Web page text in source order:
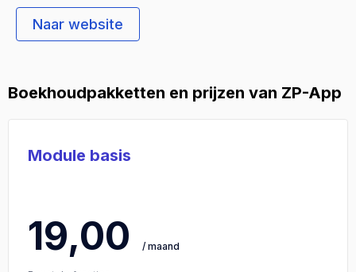
Naar website
Boekhoudpakketten en prijzen van ZP-App
Module basis
19,00 / maand